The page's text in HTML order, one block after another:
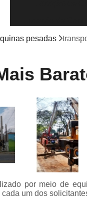
Locação de
Locação de
Locação de
Locação de
Locação de
Locação
Remoção
pesadas
por meio de
um dos